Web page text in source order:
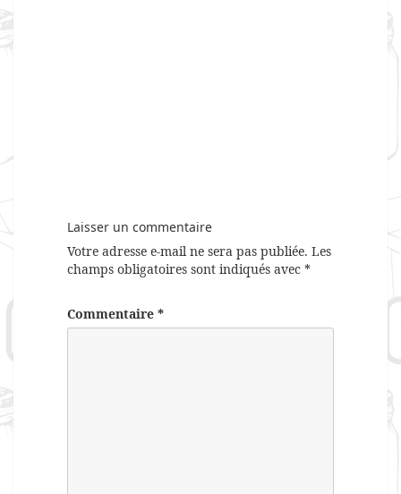
Laisser un commentaire
Votre adresse e-mail ne sera pas publiée. Les
champs obligatoires sont indiqués avec *
Commentaire *